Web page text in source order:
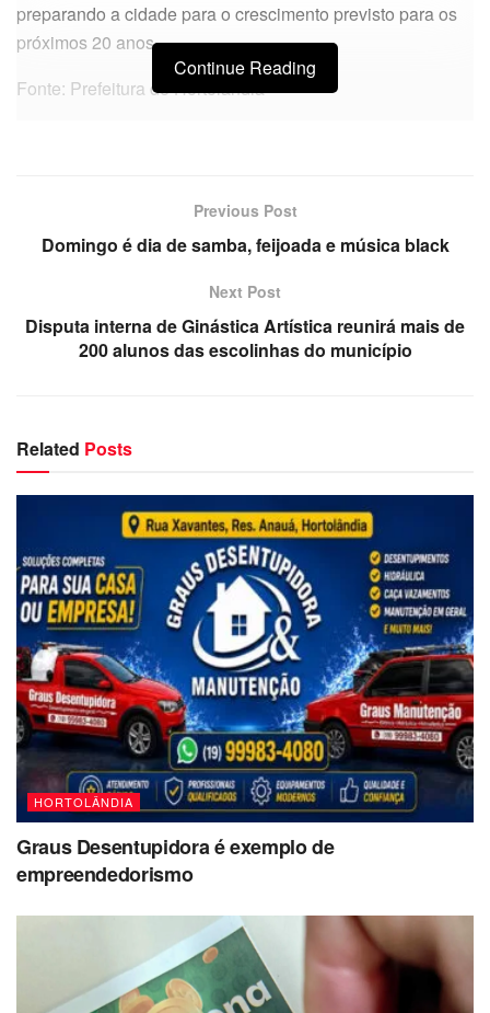
preparando a cidade para o crescimento previsto para os
próximos 20 anos.
Fonte: Prefeitura de Hortolândia
Continue Reading
Previous Post
Domingo é dia de samba, feijoada e música black
Next Post
Disputa interna de Ginástica Artística reunirá mais de
200 alunos das escolinhas do município
Related Posts
HORTOLÂNDIA
Graus Desentupidora é exemplo de
empreendedorismo